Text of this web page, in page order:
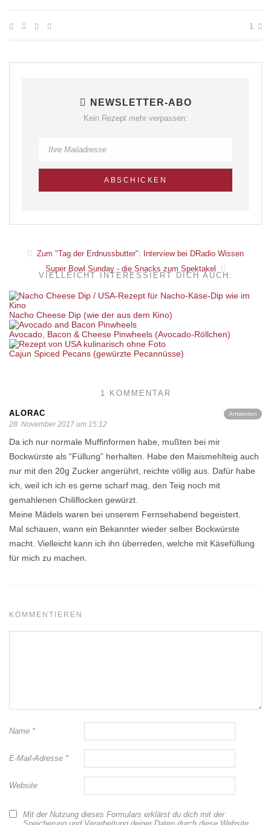
1
NEWSLETTER-ABO
Kein Rezept mehr verpassen:
Zum "Tag der Erdnussbutter": Interview bei DRadio Wissen
Super Bowl Sunday - die Snacks zum Spektakel
VIELLEICHT INTERESSIERT DICH AUCH:
Nacho Cheese Dip (wie der aus dem Kino)
Avocado, Bacon & Cheese Pinwheels (Avocado-Röllchen)
Cajun Spiced Pecans (gewürzte Pecannüsse)
1 KOMMENTAR
Antworten
ALORAC
28. November 2017 um 15:12
Da ich nur normale Muffinformen habe, mußten bei mir
Bockwürste als “Füllung” herhalten. Habe den Maismehlteig auch
nur mit den 20g Zucker angerührt, reichte völlig aus. Dafür habe
ich, weil ich ich es gerne scharf mag, den Teig noch mit
gemahlenen Chiliflocken gewürzt.
Meine Mädels waren bei unserem Fernsehabend begeistert.
Mal schauen, wann ein Bekannter wieder selber Bockwürste
macht. Vielleicht kann ich ihn überreden, welche mit Käsefüllung
für mich zu machen.
KOMMENTIEREN
Name *
E-Mail-Adresse *
Website
Mit der Nutzung dieses Formulars erklärst du dich mit der